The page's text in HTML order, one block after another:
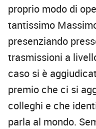
proprio modo di
tantissimo
presenziando
trasmissioni a
caso si è
premio che ci si
colleghi e che
parla al mondo.